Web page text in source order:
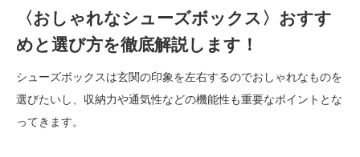
〈おしゃれなシューズボックス〉おすす
めと選び方を徹底解説します！
シューズボックスは玄関の印象を左右するのでおしゃれなものを
選びたいし、収納力や通気性などの機能性も重要なポイントとな
ってきます。